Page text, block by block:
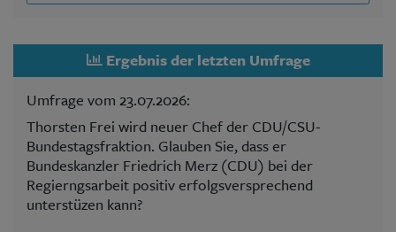
Ergebnis der letzten Umfrage
Umfrage vom 23.07.2026:
Thorsten Frei wird neuer Chef der CDU/CSU-
Bundestagsfraktion. Glauben Sie, dass er
Bundeskanzler Friedrich Merz (CDU) bei der
Regierngsarbeit positiv erfolgsversprechend
unterstüzen kann?